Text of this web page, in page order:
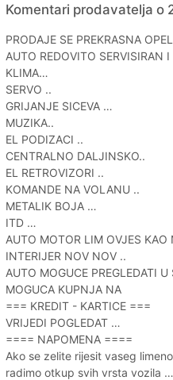
Komentari prodavatelja o
PRODAJE SE PREKRASNA
AUTO REDOVITO SERVISIRAN
KLIMA…
SERVO ..
GRIJANJE SICEVA …
MUZIKA..
EL PODIZACI ..
CENTRALNO DALJINSKO..
EL RETROVIZORI ..
KOMANDE NA VOLANU ..
METALIK BOJA …
ITD …
AUTO MOTOR LIM OVJES KAO
INTERIJER NOV NOV ..
AUTO MOGUCE PREGLEDATI
MOGUCA KUPNJA NA
=== KREDIT - KARTICE ===
VRIJEDI POGLEDAT …
==== NAPOMENA ====
Ako se zelite rijesit vaseg
radimo otkup svih vrsta vozila …